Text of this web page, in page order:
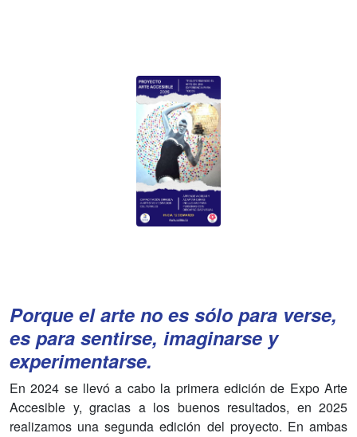
Porque el arte no es sólo para verse,
es para sentirse, imaginarse y
experimentarse.
En 2024 se llevó a cabo la primera edición de Expo Arte
Accesible y, gracias a los buenos resultados, en 2025
realizamos una segunda edición del proyecto. En ambas